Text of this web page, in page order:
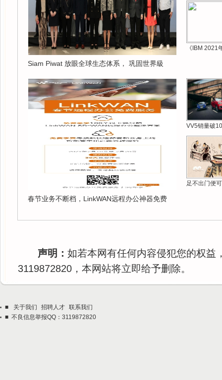
Siam Piwat 放眼全球生态体系， 巩固世界級
《IBM 2021
春节业务不断档，LinkWAN远程办公神器免费
VV5销量破
足不出门便
声明： 如若本网有任何内容侵犯您的权益
3119872820，本网站将立即给予删除。
■ 关于我们 招聘人才 联系我们
■ 不良信息举报QQ：3119872820